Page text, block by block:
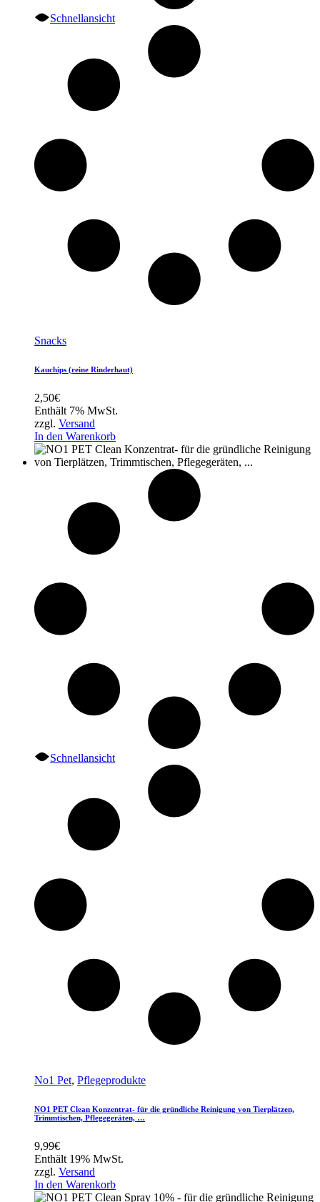
Schnellansicht
Snacks
Kauchips (reine Rinderhaut)
2,50€
Enthält 7% MwSt.
zzgl. Versand
In den Warenkorb
Schnellansicht
No1 Pet, Pflegeprodukte
NO1 PET Clean Konzentrat- für die gründliche Reinigung von Tierplätzen,
Trimmtischen, Pflegegeräten, …
9,99€
Enthält 19% MwSt.
zzgl. Versand
In den Warenkorb